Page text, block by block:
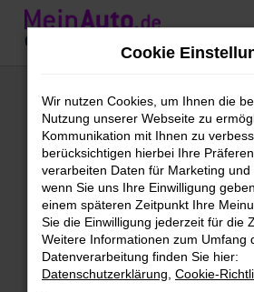
Zum
Hauptinhalt
Ford
kaufen mit
Freiburg
Höchst vorzeigbar:
Vorführwagen für
Cookie
Wir nutzen Cookies, um Ihnen die
Nutzung unserer Webseite zu
Kommunikation mit Ihnen zu
berücksichtigen hierbei Ihre
verarbeiten Daten für Marketing und
wenn Sie uns Ihre Einwilligung
einem späteren Zeitpunkt Ihre
Sie die Einwilligung jederzeit für die
Weitere Informationen zum Umfang
Datenverarbeitung finden Sie hier:
Datenschutzerklärung Cookie-